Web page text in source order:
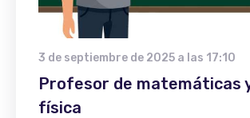
3 de septiembre de 2025 a las 17:10
Profesor de matemáticas
física